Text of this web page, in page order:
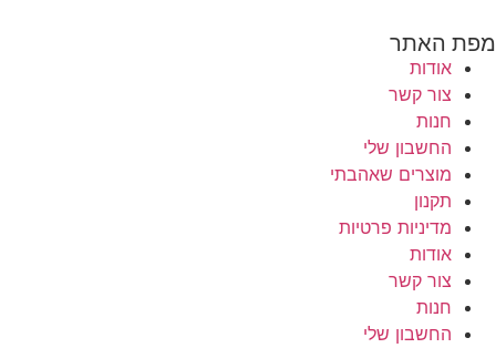
מפת האתר
אודות
צור קשר
חנות
החשבון שלי
מוצרים שאהבתי
תקנון
מדיניות פרטיות
אודות
צור קשר
חנות
החשבון שלי